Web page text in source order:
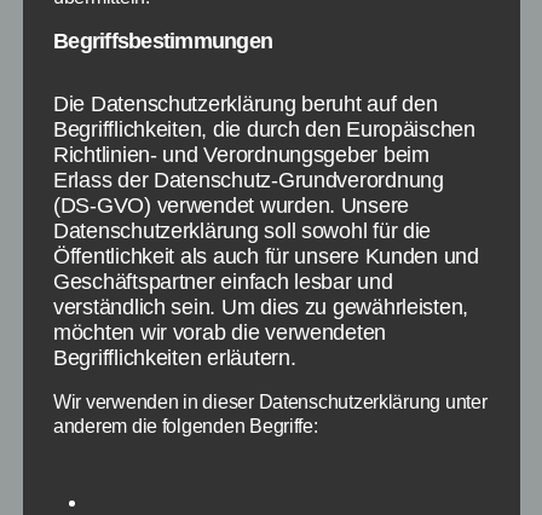
Microsoft informiert Nutzer über das kostenlose
Upgrade auf Windows 10 - Bildquelle: Microsoft
Ende Juli wird Windows 10 ausgerollt und viele
Nutzer haben Fragen zum Upgrade. Dabei gibt
es tatsächlich Informationen, die Microsoft gut
versteckt oder noch gar nicht gelüftet hat. Es
geht hierbei um die Gültigkeit des Lizenzkey,
gelöschte Programme oder entfernte
Funktionen sowie weitere offene Fragen.
Daher haben wir hier alle Infos zum Windows
Begriffsbestimmungen
Die Datenschutzerklärung beruht auf den
Begrifflichkeiten, die durch den Europäischen
Richtlinien- und Verordnungsgeber beim
Erlass der Datenschutz-Grundverordnung
(DS-GVO) verwendet wurden. Unsere
Datenschutzerklärung soll sowohl für die
Öffentlichkeit als auch für unsere Kunden und
Geschäftspartner einfach lesbar und
verständlich sein. Um dies zu gewährleisten,
möchten wir vorab die verwendeten
Begrifflichkeiten erläutern.
Wir verwenden in dieser Datenschutzerklärung unter
anderem die folgenden Begriffe: